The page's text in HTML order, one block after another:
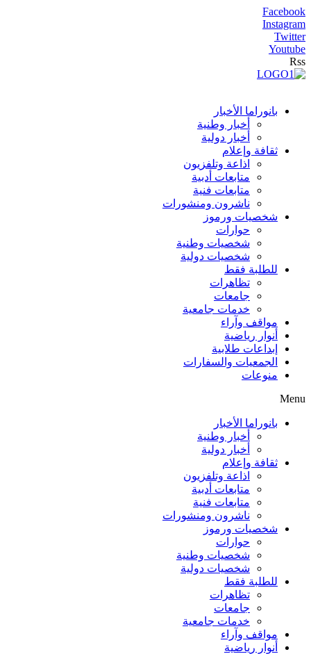
Facebook
Instagram
Twitter
Youtube
Rss
بانوراما الأخبار
أخبار وطنية
أخبار دولية
ثقافة وإعلام
اذاعة وتلفزيون
متابعات أدبية
متابعات فنية
ناشرون ومنشورات
شخصيات ورموز
حوارات
شخصيات وطنية
شخصيات دولية
للطلبة فقط
تظاهرات
جامعات
خدمات جامعية
مواقف وآراء
أنوار رياضية
إبداعات طلابية
الجمعيات والسفارات
منوعات
Menu
بانوراما الأخبار
أخبار وطنية
أخبار دولية
ثقافة وإعلام
اذاعة وتلفزيون
متابعات أدبية
متابعات فنية
ناشرون ومنشورات
شخصيات ورموز
حوارات
شخصيات وطنية
شخصيات دولية
للطلبة فقط
تظاهرات
جامعات
خدمات جامعية
مواقف وآراء
أنوار رياضية